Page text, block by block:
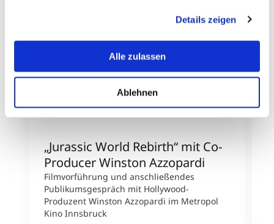
erklären Ihnen genau, was eine Datenübermittlung in die
USA bedeuten kann.
Details zeigen
Alle zulassen
Ablehnen
„Jurassic World Rebirth“ mit Co-
Producer Winston Azzopardi
Filmvorführung und anschließendes
Publikumsgespräch mit Hollywood-
Produzent Winston Azzopardi im Metropol
Kino Innsbruck